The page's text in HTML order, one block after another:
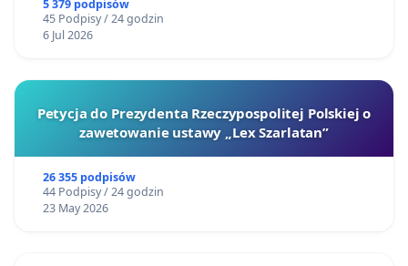
5 379 podpisów
45 Podpisy / 24 godzin
6 Jul 2026
Petycja do Prezydenta Rzeczypospolitej Polskiej o
zawetowanie ustawy „Lex Szarlatan”
26 355 podpisów
44 Podpisy / 24 godzin
23 May 2026